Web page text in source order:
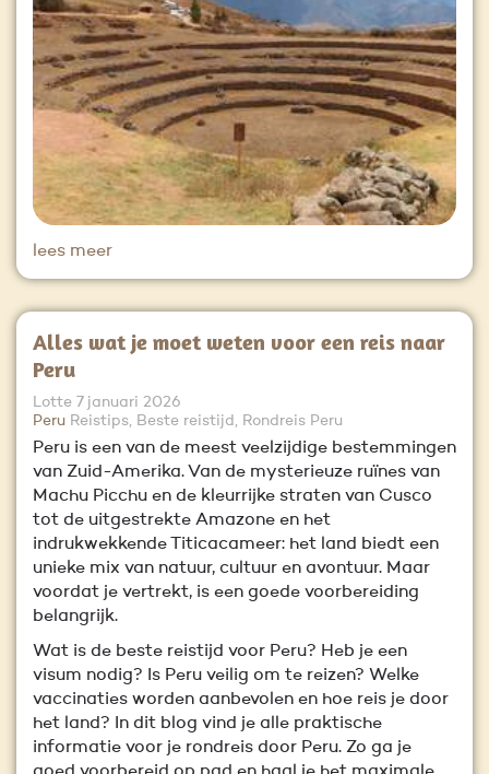
lees meer
Alles wat je moet weten voor een reis naar
Peru
Lotte 7 januari 2026
Peru Reistips, Beste reistijd, Rondreis Peru
Peru is een van de meest veelzijdige bestemmingen
van Zuid-Amerika. Van de mysterieuze ruïnes van
Machu Picchu en de kleurrijke straten van Cusco
tot de uitgestrekte Amazone en het
indrukwekkende Titicacameer: het land biedt een
unieke mix van natuur, cultuur en avontuur. Maar
voordat je vertrekt, is een goede voorbereiding
belangrijk.
Wat is de beste reistijd voor Peru? Heb je een
visum nodig? Is Peru veilig om te reizen? Welke
vaccinaties worden aanbevolen en hoe reis je door
het land? In dit blog vind je alle praktische
informatie voor je rondreis door Peru. Zo ga je